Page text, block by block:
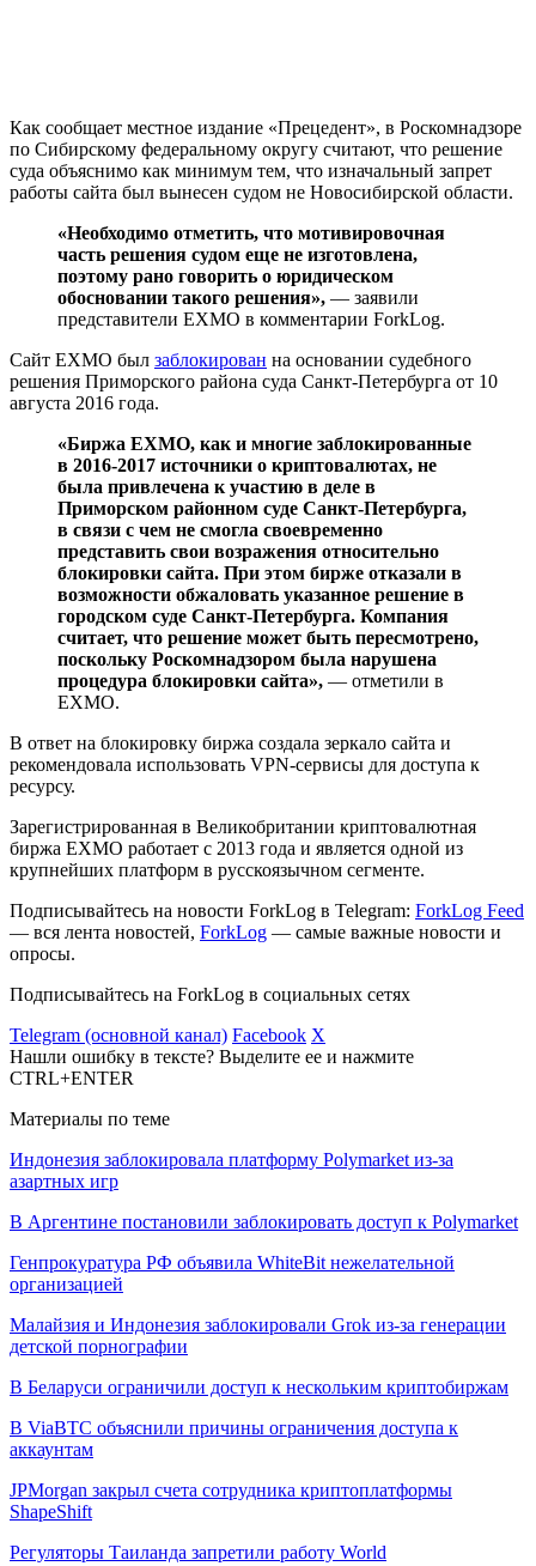
Как сообщает местное издание «Прецедент», в Роскомнадзоре
по Сибирскому федеральному округу считают, что решение
суда объяснимо как минимум тем, что изначальный запрет
работы сайта был вынесен судом не Новосибирской области.
«Необходимо отметить, что мотивировочная
часть решения судом еще не изготовлена,
поэтому рано говорить о юридическом
обосновании такого решения», — заявили
представители EXMO в комментарии ForkLog.
Сайт EXMO был заблокирован на основании судебного
решения Приморского района суда Санкт-Петербурга от 10
августа 2016 года.
«Биржа EXMO, как и многие заблокированные
в 2016-2017 источники о криптовалютах, не
была привлечена к участию в деле в
Приморском районном суде Санкт-Петербурга,
в связи с чем не смогла своевременно
представить свои возражения относительно
блокировки сайта. При этом бирже отказали в
возможности обжаловать указанное решение в
городском суде Санкт-Петербурга. Компания
считает, что решение может быть пересмотрено,
поскольку Роскомнадзором была нарушена
процедура блокировки сайта», — отметили в
EXMO.
В ответ на блокировку биржа создала зеркало сайта и
рекомендовала использовать VPN-сервисы для доступа к
ресурсу.
Зарегистрированная в Великобритании криптовалютная
биржа EXMO работает с 2013 года и является одной из
крупнейших платформ в русскоязычном сегменте.
Подписывайтесь на новости ForkLog в Telegram: ForkLog Feed
— вся лента новостей, ForkLog — самые важные новости и
опросы.
Подписывайтесь на ForkLog в социальных сетях
Telegram (основной канал) Facebook X
Нашли ошибку в тексте? Выделите ее и нажмите
CTRL+ENTER
Материалы по теме
Индонезия заблокировала платформу Polymarket из-за
азартных игр
В Аргентине постановили заблокировать доступ к Polymarket
Генпрокуратура РФ объявила WhiteBit нежелательной
организацией
Малайзия и Индонезия заблокировали Grok из-за генерации
детской порнографии
В Беларуси ограничили доступ к нескольким криптобиржам
В ViaBTC объяснили причины ограничения доступа к
аккаунтам
JPMorgan закрыл счета сотрудника криптоплатформы
ShapeShift
Регуляторы Таиланда запретили работу World